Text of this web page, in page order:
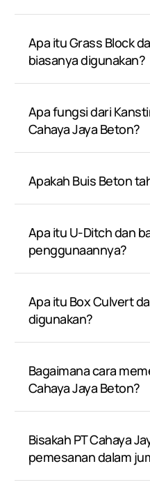
Apa itu Grass Block
biasanya digunakan?
Apa fungsi dari
Cahaya Jaya Beton?
Apakah Buis Beton
Apa itu U-Ditch dan
penggunaannya?
Apa itu Box Culvert
digunakan?
Bagaimana cara
Cahaya Jaya Beton?
Bisakah PT Cahaya
pemesanan dalam